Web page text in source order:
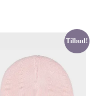
Tilbud!